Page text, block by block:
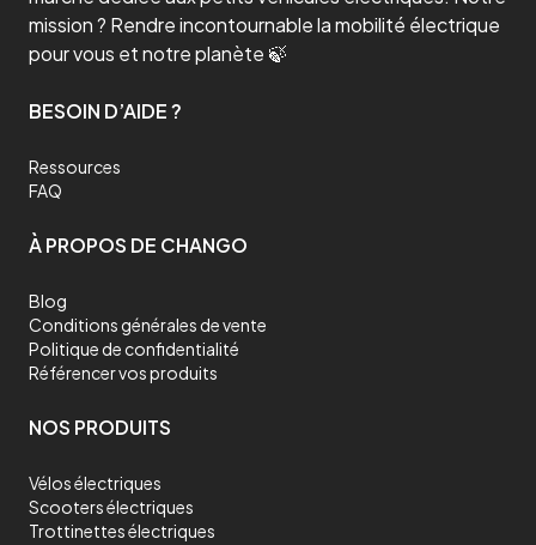
mission ? Rendre incontournable la mobilité électrique
pour vous et notre planète 🍃
BESOIN D’AIDE ?
Ressources
FAQ
À PROPOS DE CHANGO
Blog
Conditions générales de vente
Politique de confidentialité
Référencer vos produits
NOS PRODUITS
Vélos électriques
Scooters électriques
Trottinettes électriques